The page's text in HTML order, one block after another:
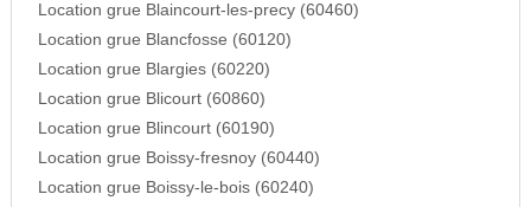
Location grue Blaincourt-les-precy (60460)
Location grue Blancfosse (60120)
Location grue Blargies (60220)
Location grue Blicourt (60860)
Location grue Blincourt (60190)
Location grue Boissy-fresnoy (60440)
Location grue Boissy-le-bois (60240)